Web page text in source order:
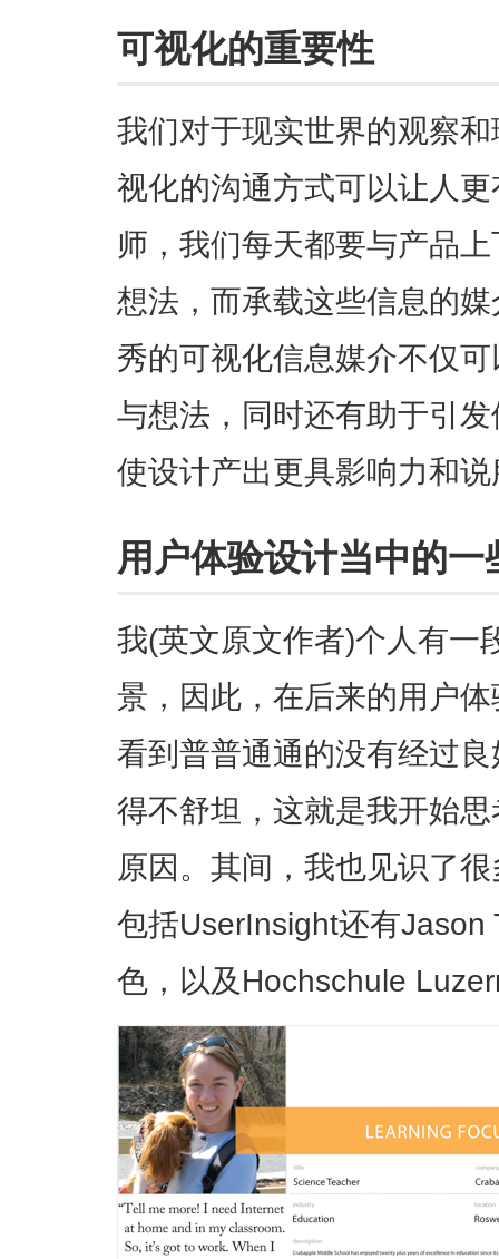
可视化的重要性
我们对于现实世界的观察
视化的沟通方式可以让人
师，我们每天都要与产品
想法，而承载这些信息的
秀的可视化信息媒介不仅
与想法，同时还有助于引
使设计产出更具影响力和
用户体验设计当中的
我(英文原文作者)个人有一
景，因此，在后来的用户
看到普普通通的没有经过
得不舒坦，这就是我开始
原因。其间，我也见识了
包括UserInsight还有Jason
色，以及Hochschule